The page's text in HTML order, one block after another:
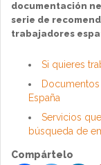
documentación
serie de
trabajadores
Si quieres
España
Servicios
búsqueda de
Compártelo